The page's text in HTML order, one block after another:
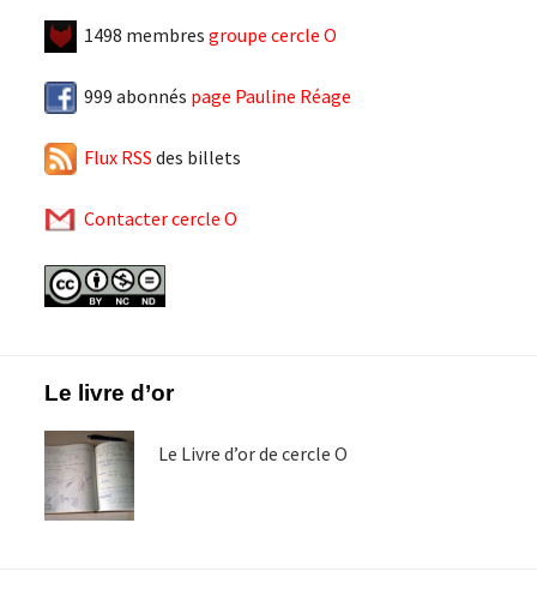
1498 membres groupe cercle O
999 abonnés page Pauline Réage
Flux RSS des billets
Contacter cercle O
FooterLe livre d’or
Le Livre d’or de cercle O